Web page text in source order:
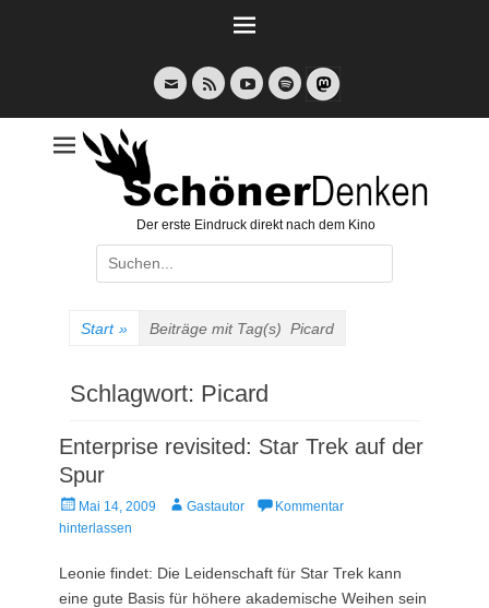
E-
Mail
Feed YouTubeSpotify
Der erste Eindruck direkt nach dem Kino
Suche
nach:
Start » Beiträge mit Tag(s) Picard
Schlagwort: Picard
Enterprise revisited: Star Trek auf der
Spur
Veröffentlicht
am
Mai 14, 2009 AutorGastautor
Kommentar
hinterlassen
Leonie findet: Die Leidenschaft für Star Trek kann
eine gute Basis für höhere akademische Weihen sein